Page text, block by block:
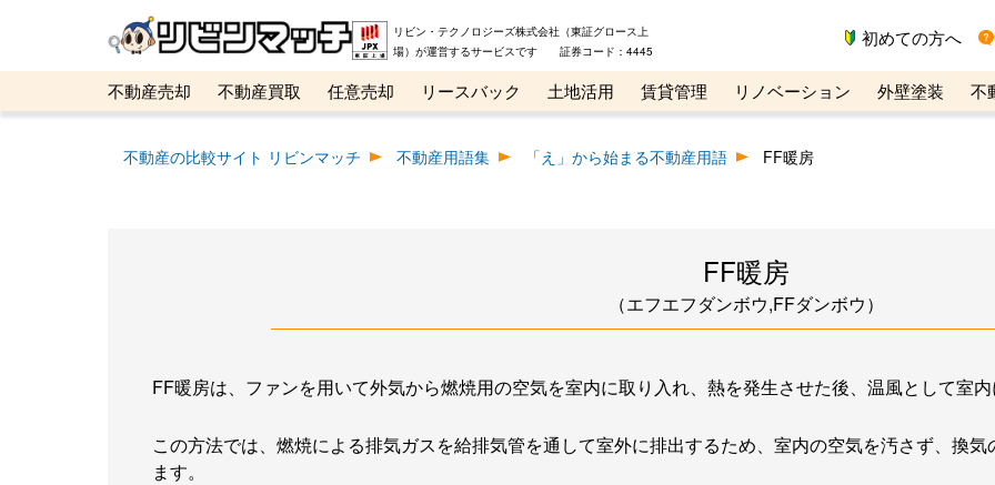
リビン・テクノロジーズ株式会社（東証グロース上
場）が運営するサービスです 証券コード：4445
初めての方へ
不動産売却 不動産買取 任意売却 リースバック 土地活用 賃貸管理 リノベーション 外壁塗装
不
メタ住宅展示場
ベスト不動産カンパニー オンライン講座 リビンマガジンBiz 不動産売却ご相談デスク
不動産の比較サイト リビンマッチ 不動産用語集 「え」から始まる不動産用語 FF暖房
FF暖房
（エフエフダンボウ,FFダンボウ）
FF暖房は、ファンを用いて外気から燃焼用の空気を室内に取り入れ、熱を発生させた後、温風として室
この方法では、燃焼による排気ガスを給排気管を通して室外に排出するため、室内の空気を汚さず、換
ます。